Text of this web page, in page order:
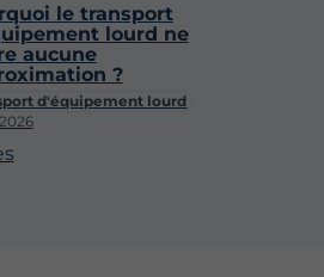
d'équipement lourd
le transport
lourd ne
aucune
?